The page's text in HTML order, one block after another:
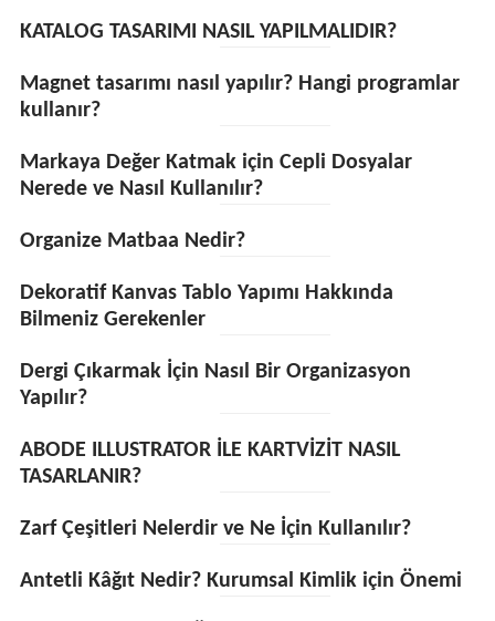
KATALOG TASARIMI NASIL YAPILMALIDIR?
Magnet tasarımı nasıl yapılır? Hangi programlar
kullanır?
Markaya Değer Katmak için Cepli Dosyalar
Nerede ve Nasıl Kullanılır?
Organize Matbaa Nedir?
Dekoratif Kanvas Tablo Yapımı Hakkında
Bilmeniz Gerekenler
Dergi Çıkarmak İçin Nasıl Bir Organizasyon
Yapılır?
ABODE ILLUSTRATOR İLE KARTVİZİT NASIL
TASARLANIR?
Zarf Çeşitleri Nelerdir ve Ne İçin Kullanılır?
Antetli Kâğıt Nedir? Kurumsal Kimlik için Önemi